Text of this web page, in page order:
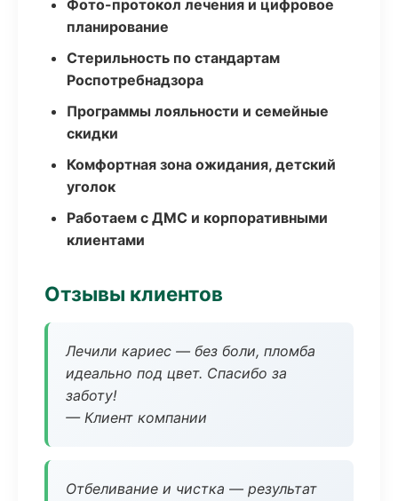
Фото-протокол лечения и цифровое
планирование
Стерильность по стандартам
Роспотребнадзора
Программы лояльности и семейные
скидки
Комфортная зона ожидания, детский
уголок
Работаем с ДМС и корпоративными
клиентами
Отзывы клиентов
Лечили кариес — без боли, пломба
идеально под цвет. Спасибо за
заботу!
— Клиент компании
Отбеливание и чистка — результат